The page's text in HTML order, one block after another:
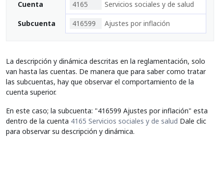
Cuenta 4165 Servicios sociales y de salud
Subcuenta 416599 Ajustes por inflación
La descripción y dinámica descritas en la reglamentación, solo
van hasta las cuentas. De manera que para saber como tratar
las subcuentas, hay que observar el comportamiento de la
cuenta superior.
En este caso; la subcuenta: "416599 Ajustes por inflación" esta
dentro de la cuenta 4165 Servicios sociales y de salud Dale clic
para observar su descripción y dinámica.